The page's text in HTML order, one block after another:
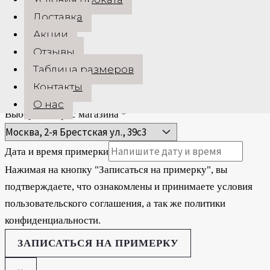
Доставка
Акции
Отзывы
Таблица размеров
Контакты
О нас
+7 (925) 311-08-88
+7 (917) 560-34-33
Выберите адрес магазина *
Дата и время примерки
Нажимая на кнопку "Записаться на примерку", вы
подтверждаете, что ознакомлены и принимаете условия
пользовательского соглашения, а так же политики
конфиденциальности.
ЗАПИСАТЬСЯ НА ПРИМЕРКУ